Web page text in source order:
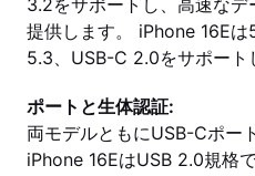
3.2をサポートし、高速な
提供します。 iPhone 16E
5.3、USB-C 2.0をサポート
ポートと生体認証:
両モデルともにUSB-Cポー
iPhone 16EはUSB 2.0規格